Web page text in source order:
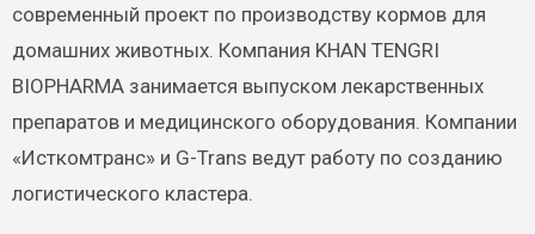
современный проект по производству кормов для
домашних животных. Компания KHAN TENGRI
BIOPHARMA занимается выпуском лекарственных
препаратов и медицинского оборудования. Компании
«Исткомтранс» и G-Trans ведут работу по созданию
логистического кластера.